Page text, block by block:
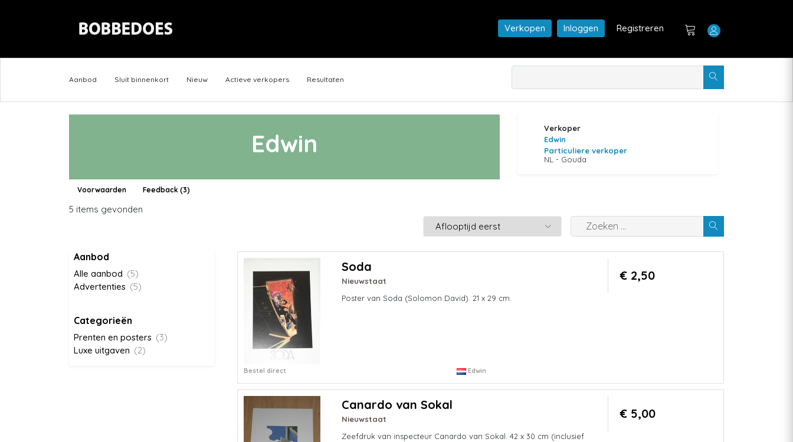
Verkopen Inloggen Registreren
Aanbod Sluit binnenkort Nieuw Actieve verkopers Resultaten
Edwin
Voorwaarden Feedback (3)
Verkoper
Edwin
Particuliere verkoper
NL - Gouda
5 items gevonden
Aanbod
Alle aanbod (5)
Advertenties (5)
Categorieën
Prenten en posters (3)
Luxe uitgaven (2)
Soda
Nieuwstaat
Poster van Soda (Solomon David). 21 x 29 cm.
€ 2,50
Bestel direct Edwin
Canardo van Sokal
Nieuwstaat
Zeefdruk van inspecteur Canardo van Sokal. 42 x 30 cm (inclusief
€ 5,00